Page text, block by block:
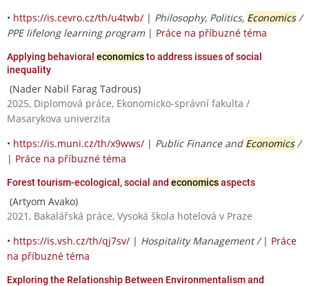
• https://is.cevro.cz/th/u4twb/ | Philosophy, Politics, Economics/
PPE lifelong learning program| Práce na příbuzné téma
Applying behavioral economicsto address issues of social
inequality
(Nader Nabil Farag Tadrous)
2025, Diplomová práce, Ekonomicko-správní fakulta /
Masarykova univerzita
• https://is.muni.cz/th/x9wws/ | Public Finance and Economics/
| Práce na příbuzné téma
Forest tourism-ecological, social and economicsaspects
(Artyom Avako)
2021, Bakalářská práce, Vysoká škola hotelová v Praze
• https://is.vsh.cz/th/qj7sv/ | Hospitality Management / | Práce
na příbuzné téma
Exploring the Relationship Between Environmentalism and